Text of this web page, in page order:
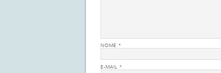
NOME *
E-MAIL *